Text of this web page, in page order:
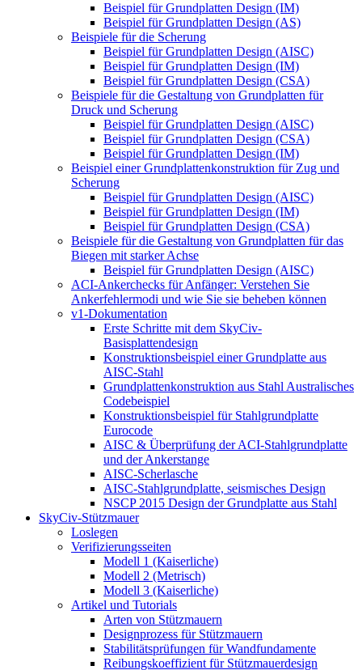
Beispiel für Grundplatten Design (IM)
Beispiel für Grundplatten Design (AS)
Beispiele für die Scherung
Beispiel für Grundplatten Design (AISC)
Beispiel für Grundplatten Design (IM)
Beispiel für Grundplatten Design (CSA)
Beispiele für die Gestaltung von Grundplatten für
Druck und Scherung
Beispiel für Grundplatten Design (AISC)
Beispiel für Grundplatten Design (CSA)
Beispiel für Grundplatten Design (IM)
Beispiel einer Grundplattenkonstruktion für Zug und
Scherung
Beispiel für Grundplatten Design (AISC)
Beispiel für Grundplatten Design (IM)
Beispiel für Grundplatten Design (CSA)
Beispiele für die Gestaltung von Grundplatten für das
Biegen mit starker Achse
Beispiel für Grundplatten Design (AISC)
ACI-Ankerchecks für Anfänger: Verstehen Sie
Ankerfehlermodi und wie Sie sie beheben können
v1-Dokumentation
Erste Schritte mit dem SkyCiv-
Basisplattendesign
Konstruktionsbeispiel einer Grundplatte aus
AISC-Stahl
Grundplattenkonstruktion aus Stahl Australisches
Codebeispiel
Konstruktionsbeispiel für Stahlgrundplatte
Eurocode
AISC & Überprüfung der ACI-Stahlgrundplatte
und der Ankerstange
AISC-Scherlasche
AISC-Stahlgrundplatte, seismisches Design
NSCP 2015 Design der Grundplatte aus Stahl
SkyCiv-Stützmauer
Loslegen
Verifizierungsseiten
Modell 1 (Kaiserliche)
Modell 2 (Metrisch)
Modell 3 (Kaiserliche)
Artikel und Tutorials
Arten von Stützmauern
Designprozess für Stützmauern
Stabilitätsprüfungen für Wandfundamente
Reibungskoeffizient für Stützmauerdesign